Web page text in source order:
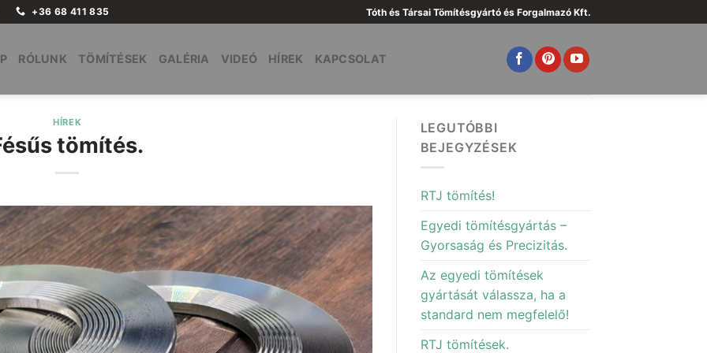
+36 68 411 835 Tóth és Társai Tömítésgyártó és Forgalmazó Kft.
RÓLUNK TÖMÍTÉSEK GALÉRIA VIDEÓ HÍREK KAPCSOLAT
HÍREK
tömítés.
LEGUTÓBBI
BEJEGYZÉSEK
RTJ tömítés!
Egyedi tömítésgyártás –
Gyorsaság és Precizitás.
Az egyedi tömítések
gyártását válassza, ha a
standard nem megfelelő!
RTJ tömítések.